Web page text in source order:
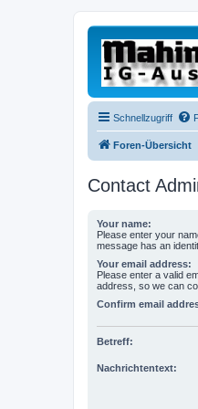
Schnellzugriff
Foren-Übersicht
Contact
Your name:
Please enter your
message has an
Your email address:
Please enter a valid
address, so we can
Confirm email
Betreff:
Nachrichtentext: